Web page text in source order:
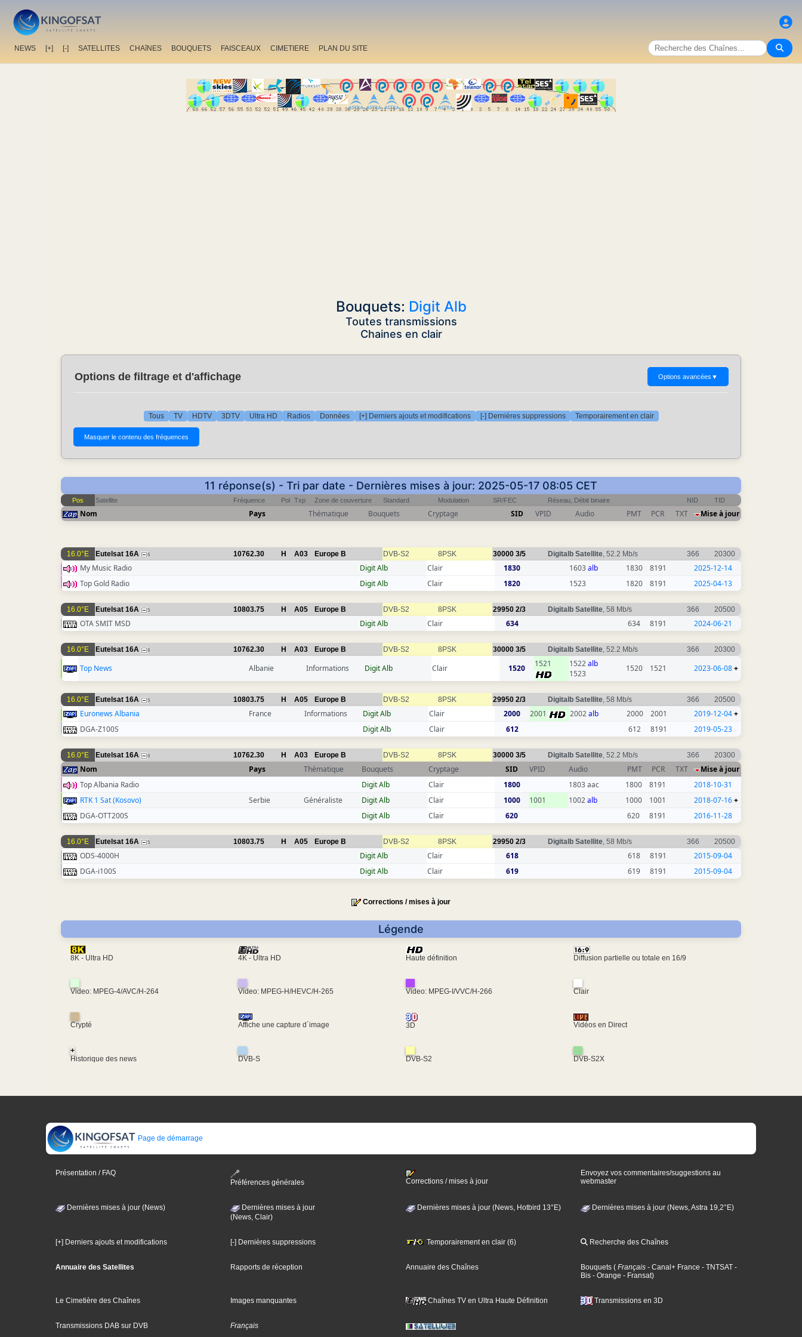
NEWS [+] [-] SATELLITES CHAîNES BOUQUETS FAISCEAUX CIMETIERE PLAN DU SITE
Bouquets: Digit Alb
Toutes transmissions
Chaines en clair
Options de filtrage et d'affichage Options avancées ▼
Tous TV HDTV 3DTV Ultra HD Radios Données [+] Derniers ajouts et modifications [-] Dernières suppressions Temporairement en clair
11 réponse(s) - Tri par date - Dernières mises à jour: 2025-05-17 08:05 CET
Pos Satellite Fréquence Pol Txp Zone de couverture Standard Modulation SR/FEC Réseau, Débit binaire NID TID
Nom Pays Thématique Bouquets Cryptage SID VPID Audio PMT PCR TXT Mise à jour
16.0°E Eutelsat 16A 6 10762.30 H A03 Europe B DVB-S2 8PSK 30000 3/5 Digitalb Satellite, 52.2 Mb/s 366 20300
My Music Radio Digit Alb Clair 1830 1603alb 1830 8191
2025-12-14
Top Gold Radio
Digit Alb Clair 1820 1523 1820 8191 2025-04-13
16.0°E Eutelsat 16A 5 10803.75 H A05 Europe B DVB-S2 8PSK 29950 2/3 Digitalb Satellite, 58 Mb/s 366 20500
OTA SMIT MSD Digit Alb Clair 634 634 8191 2024-06-21
16.0°E Eutelsat 16A 6 10762.30 H A03 Europe B DVB-S2 8PSK 30000 3/5 Digitalb Satellite, 52.2 Mb/s 366 20300
Top News Albanie Informations Digit Alb Clair 1520 1521 1522alb
1523
1520 1521 2023-06-08+
16.0°E Eutelsat 16A 5 10803.75 H A05 Europe B DVB-S2 8PSK 29950 2/3 Digitalb Satellite, 58 Mb/s 366 20500
Euronews Albania France Informations Digit Alb Clair 2000 2001 2002alb 2000 2001 2019-12-04+
DGA-Z100S
Digit Alb Clair 612 612 8191 2019-05-23
16.0°E Eutelsat 16A 6 10762.30 H A03 Europe B DVB-S2 8PSK 30000 3/5 Digitalb Satellite, 52.2 Mb/s 366 20300
Nom Pays Thématique Bouquets Cryptage SID VPID Audio PMT PCR TXT
Mise à jour
Top Albania Radio
Digit Alb Clair 1800 1803 aac 1800 8191
2018-10-31
RTK 1 Sat (Kosovo)
Serbie Généraliste Digit Alb Clair 1000 1001 1002alb 1000 1001 2018-07-16+
DGA-OTT200S
Digit Alb Clair 620 620 8191 2016-11-28
16.0°E Eutelsat 16A 5 10803.75 H A05 Europe B DVB-S2 8PSK 29950 2/3 Digitalb Satellite, 58 Mb/s 366 20500
ODS-4000H Digit Alb Clair 618 618 8191
2015-09-04
DGA-i100S
Digit Alb Clair 619 619 8191 2015-09-04
Corrections / mises à jour
Légende
8K - Ultra HD 4K - Ultra HD Haute définition Diffusion partielle ou totale en 16/9
Video: MPEG-4/AVC/H-264 Video: MPEG-H/HEVC/H-265 Video: MPEG-I/VVC/H-266 Clair
Crypté Affiche une capture d´image 3D Vidéos en Direct
+
Historique des news
DVB-S DVB-S2 DVB-S2X
Page de démarrage
Présentation / FAQ
Préférences générales
Corrections / mises à jour
Envoyez vos commentaires/suggestions au
webmaster
Dernières mises à jour (News)
Dernières mises à jour
(News, Clair)
Dernières mises à jour (News, Hotbird 13°E) Dernières mises à jour (News, Astra 19,2°E)
[+] Derniers ajouts et modifications [-] Dernières suppressions Temporairement en clair (6) Recherche des Chaînes
Annuaire des Satellites Rapports de réception Annuaire des Chaînes Bouquets ( Français - Canal+ France - TNTSAT -
Bis - Orange - Fransat)
Le Cimetière des Chaînes Images manquantes Chaînes TV en Ultra Haute Définition Transmissions en 3D
Transmissions DAB sur DVB Français